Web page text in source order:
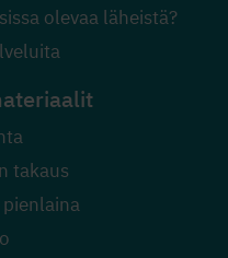
olevaa läheistä?
takaus